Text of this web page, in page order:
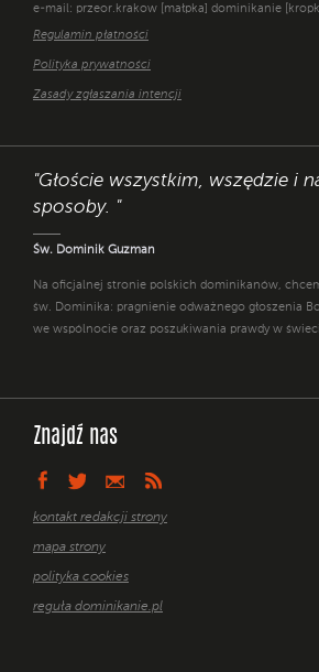
e-mail: przeor.krakow [małpka] dominikanie
Regulamin płatności
Polityka prywatności
Zasady zgłaszania intencji
"Głoście wszystkim, wszędzie i
sposoby. "
Św. Dominik Guzman
Na oficjalnej stronie polskich dominikanów,
św. Dominika: pragnienie odważnego głoszenia
we wspólnocie oraz poszukiwania prawdy w
Znajdź nas
kontakt redakcji strony
mapa strony
polityka cookies
reguła dominikanie.pl